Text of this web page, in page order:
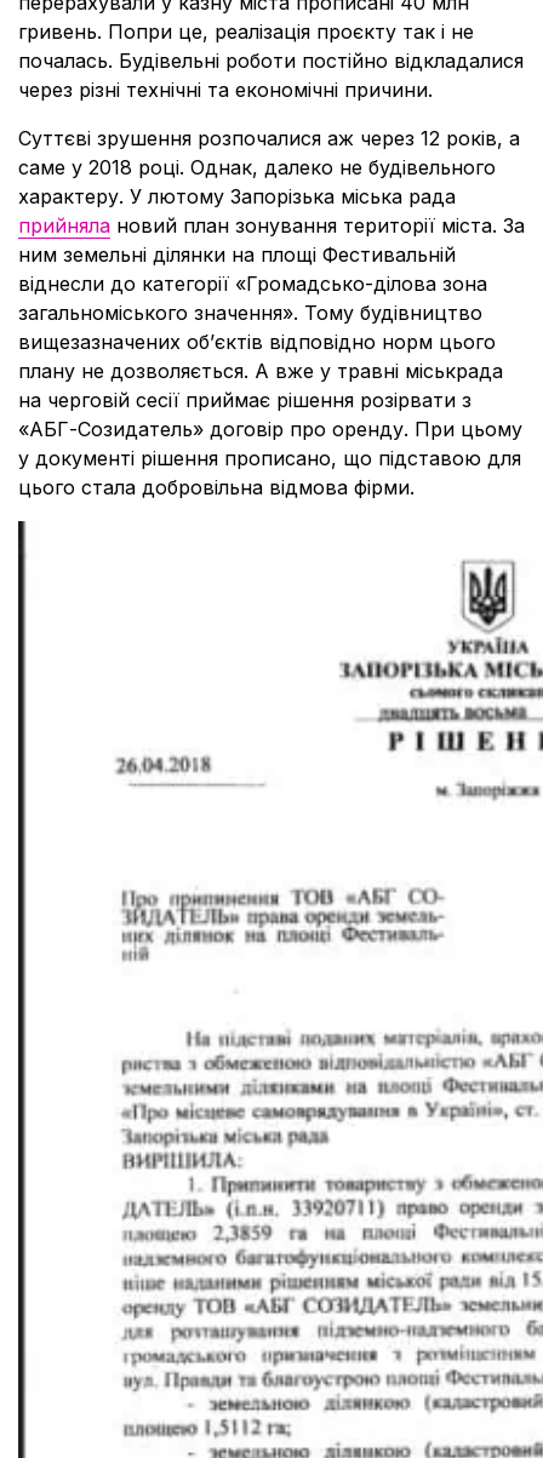
гривень. Попри це, реалізація проєкту так і не
почалась. Будівельні роботи постійно відкладалися
через різні технічні та економічні причини.
Суттєві зрушення розпочалися аж через 12 років, а
саме у 2018 році. Однак, далеко не будівельного
характеру. У лютому Запорізька міська рада
прийняла новий план зонування території міста. За
ним земельні ділянки на площі Фестивальній
віднесли до категорії «Громадсько-ділова зона
загальноміського значення». Тому будівництво
вищезазначених об’єктів відповідно норм цього
плану не дозволяється. А вже у травні міськрада
на черговій сесії приймає рішення розірвати з
«АБГ-Созидатель» договір про оренду. При цьому
у документі рішення прописано, що підставою для
цього стала добровільна відмова фірми.